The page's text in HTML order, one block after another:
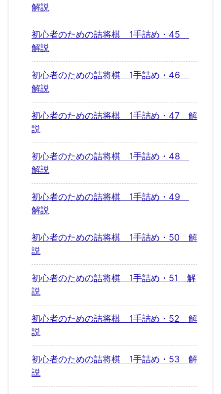
解説
初心者のための詰将棋 1手詰め・45
解説
初心者のための詰将棋 1手詰め・46
解説
初心者のための詰将棋 1手詰め・47 解
説
初心者のための詰将棋 1手詰め・48
解説
初心者のための詰将棋 1手詰め・49
解説
初心者のための詰将棋 1手詰め・50 解
説
初心者のための詰将棋 1手詰め・51 解
説
初心者のための詰将棋 1手詰め・52 解
説
初心者のための詰将棋 1手詰め・53 解
説